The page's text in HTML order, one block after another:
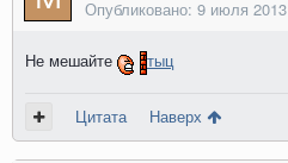
Опубликовано: 9 июля 2013
Не мешайте тыц
Цитата Наверх